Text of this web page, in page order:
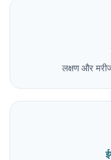
लक्षण और मरीज